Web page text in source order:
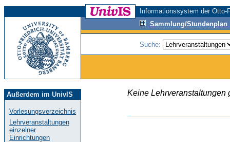
Informationssystem der
Sammlung/Stundenplan
Suche:
Außerdem im UnivIS
Vorlesungsverzeichnis
Lehrveranstaltungen
einzelner
Einrichtungen
Keine Lehrveranstaltungen